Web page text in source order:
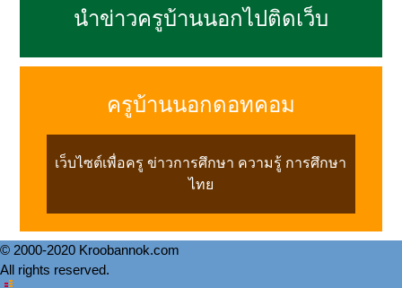
นำข่าวครูบ้านนอกไปติดเว็บ
ครูบ้านนอกดอทคอม
เว็บไซต์เพื่อครู ข่าวการศึกษา ความรู้ การศึกษา
ไทย
© 2000-2020 Kroobannok.com
All rights reserved.